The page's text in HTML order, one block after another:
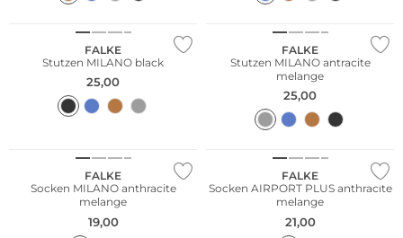
Große Größen
FALKE
Stutzen MILANO black
25,00
Nachhaltig
FALKE
Stutzen MILANO antracite
melange
25,00
FALKE
Socken MILANO anthracite
melange
19,00
FALKE
Socken AIRPORT PLUS anthracite
melange
21,00